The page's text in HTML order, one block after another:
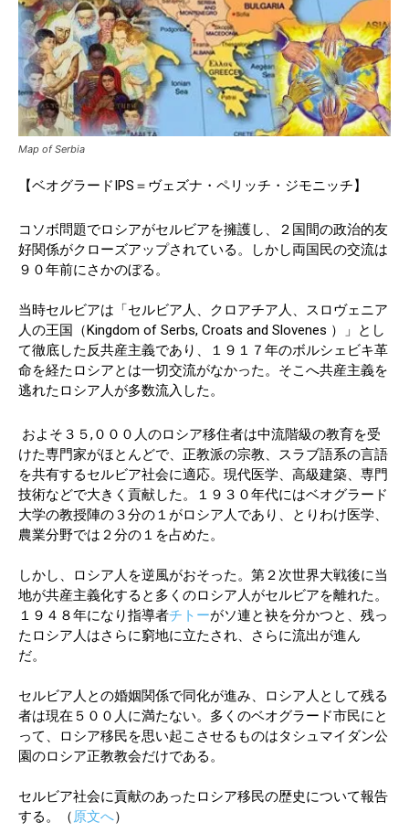
Map of Serbia
【ベオグラードIPS＝ヴェズナ・ペリッチ・ジモニッチ】
コソボ問題でロシアがセルビアを擁護し、２国間の政治的友
好関係がクローズアップされている。しかし両国民の交流は
９０年前にさかのぼる。
当時セルビアは「セルビア人、クロアチア人、スロヴェニア
人の王国（Kingdom of Serbs, Croats and Slovenes ）」とし
て徹底した反共産主義であり、１９１７年のボルシェビキ革
命を経たロシアとは一切交流がなかった。そこへ共産主義を
逃れたロシア人が多数流入した。
およそ３５,０００人のロシア移住者は中流階級の教育を受
けた専門家がほとんどで、正教派の宗教、スラブ語系の言語
を共有するセルビア社会に適応。現代医学、高級建築、専門
技術などで大きく貢献した。１９３０年代にはベオグラード
大学の教授陣の３分の１がロシア人であり、とりわけ医学、
農業分野では２分の１を占めた。
しかし、ロシア人を逆風がおそった。第２次世界大戦後に当
地が共産主義化すると多くのロシア人がセルビアを離れた。
１９４８年になり指導者チトーがソ連と袂を分かつと、残っ
たロシア人はさらに窮地に立たされ、さらに流出が進ん
だ。
セルビア人との婚姻関係で同化が進み、ロシア人として残る
者は現在５００人に満たない。多くのベオグラード市民にと
って、ロシア移民を思い起こさせるものはタシュマイダン公
園のロシア正教教会だけである。
セルビア社会に貢献のあったロシア移民の歴史について報告
する。（原文へ）